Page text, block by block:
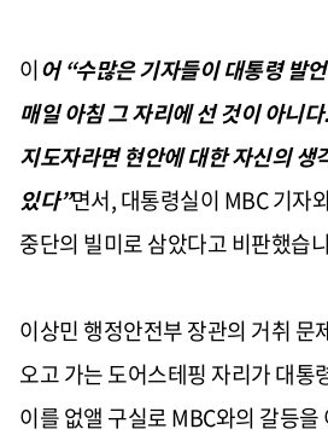
이어“수많은 기자들이 대통령 발
매일 아침 그 자리에 선 것이 아니다.
지도자라면 현안에 대한 자신의 생
있다”면서,대통령실이 MBC기자
중단의 빌미로 삼았다고 비판했습
이상민 행정안전부 장관의 거취 문
오고 가는 도어스테핑 자리가 대통
이를 없앨 구실로MBC와의 갈등을